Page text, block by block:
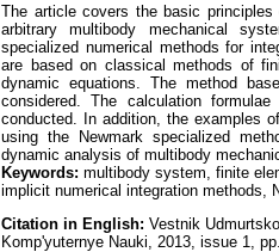
The article covers the basic
arbitrary multibody mechanical
specialized numerical methods for
are based on classical methods of
dynamic equations. The method
considered. The calculation
conducted. In addition, the examples
using the Newmark specialized
dynamic analysis of multibody
Keywords: multibody system, finite
implicit numerical integration methods,
Citation in English: Vestnik
Komp'yuternye Nauki, 2013, issue 1,